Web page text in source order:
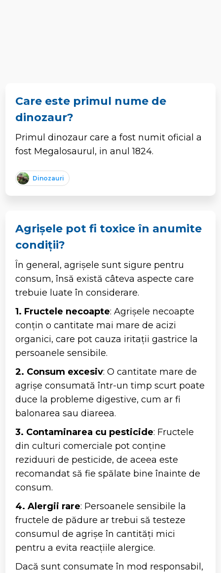
Care este primul nume de
dinozaur?
Primul dinozaur care a fost numit oficial a
fost Megalosaurul, in anul 1824.
Dinozauri
Agrișele pot fi toxice în anumite
condiții?
În general, agrișele sunt sigure pentru
consum, însă există câteva aspecte care
trebuie luate în considerare.
1. Fructele necoapte: Agrișele necoapte
conțin o cantitate mai mare de acizi
organici, care pot cauza iritații gastrice la
persoanele sensibile.
2. Consum excesiv: O cantitate mare de
agrișe consumată într-un timp scurt poate
duce la probleme digestive, cum ar fi
balonarea sau diareea.
3. Contaminarea cu pesticide: Fructele
din culturi comerciale pot conține
reziduuri de pesticide, de aceea este
recomandat să fie spălate bine înainte de
consum.
4. Alergii rare: Persoanele sensibile la
fructele de pădure ar trebui să testeze
consumul de agrișe în cantități mici
pentru a evita reacțiile alergice.
Dacă sunt consumate în mod responsabil,